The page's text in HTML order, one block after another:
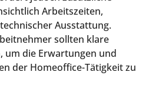
Arbeitszeiten,
Ausstattung.
sollten klare
um die Erwartungen und
der Homeoffice-Tätigkeit zu